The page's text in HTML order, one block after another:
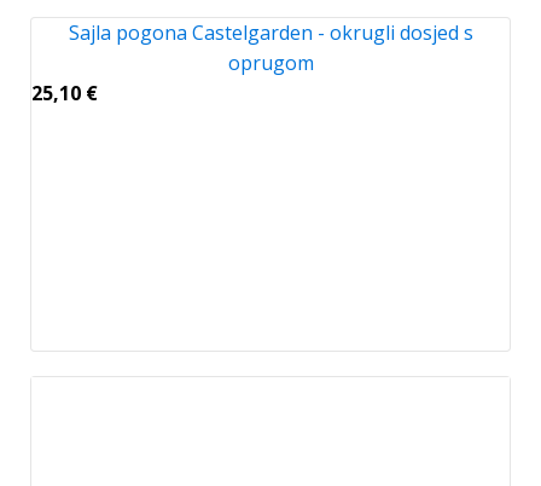
Sajla pogona Castelgarden - okrugli dosjed s
oprugom
25,10 €